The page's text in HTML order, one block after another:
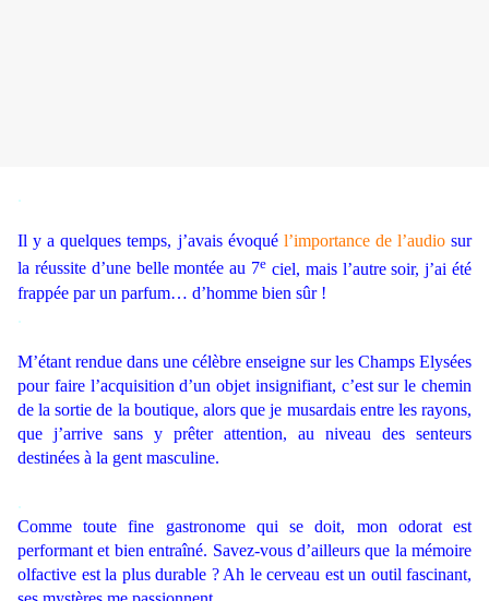
.
Il y a quelques temps, j’avais évoqué l’importance de l’audiosur
la réussite d’une belle montée au 7e ciel, mais l’autre soir, j’ai été
frappée par un parfum… d’homme bien sûr !
.
M’étant rendue dans une célèbre enseigne sur les Champs Elysées
pour faire l’acquisition d’un objet insignifiant, c’est sur le chemin
de la sortie de la boutique, alors que je musardais entre les rayons,
que j’arrive sans y prêter attention, au niveau des senteurs
destinées à la gent masculine.
.
Comme toute fine gastronome qui se doit, mon odorat est
performant et bien entraîné. Savez-vous d’ailleurs que la mémoire
olfactive est la plus durable ? Ah le cerveau est un outil fascinant,